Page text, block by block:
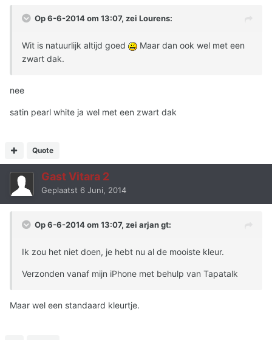
Op 6-6-2014 om 13:07, zei Lourens:
Wit is natuurlijk altijd goed
Maar dan ook wel met een
zwart dak.
nee
satin pearl white ja wel met een zwart dak
Quote
Gast Vitara 2
Geplaatst 6 Juni, 2014
Op 6-6-2014 om 13:07, zei arjan gt:
Ik zou het niet doen, je hebt nu al de mooiste kleur.
Verzonden vanaf mijn iPhone met behulp van Tapatalk
Maar wel een standaard kleurtje.